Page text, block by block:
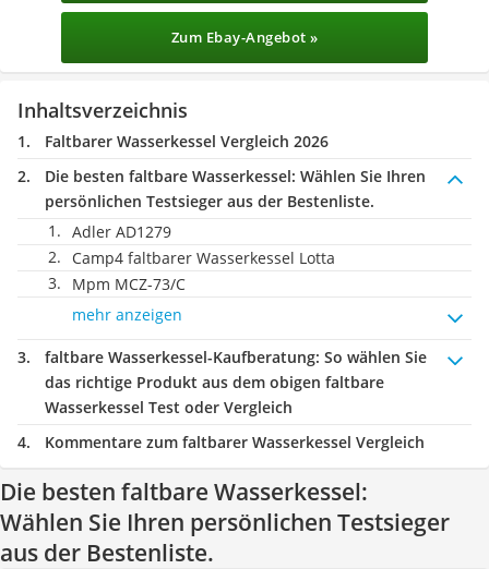
Zum Ebay-Angebot »
Inhaltsverzeichnis
Faltbarer Wasserkessel Vergleich 2026
Die besten faltbare Wasserkessel: Wählen Sie Ihren
persönlichen Testsieger aus der Bestenliste.
Adler AD1279
Camp4 faltbarer Wasserkessel Lotta
Mpm MCZ-73/C
mehr anzeigen
faltbare Wasserkessel-Kaufberatung: So wählen Sie
das richtige Produkt aus dem obigen faltbare
Wasserkessel Test oder Vergleich
Kommentare zum faltbarer Wasserkessel Vergleich
Die besten faltbare Wasserkessel:
Wählen Sie Ihren persönlichen Testsieger
aus der Bestenliste.